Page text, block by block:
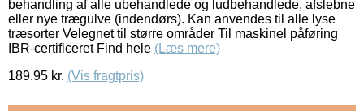
behandling af alle ubehandlede og ludbehandlede, afslebne
eller nye trægulve (indendørs). Kan anvendes til alle lyse
træsorter Velegnet til større områder Til maskinel påføring
IBR-certificeret Find hele (Læs mere)
189.95 kr. (Vis fragtpris)